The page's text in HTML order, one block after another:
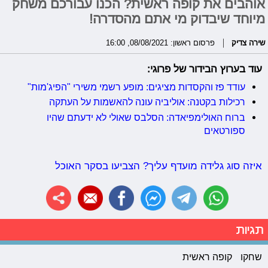
אוהבים את קופה ראשית? הכנו עבורכם משחק
מיוחד שיבדוק מי אתם מהסדרה!
שירה צדיק פרסום ראשון: 08/08/2021, 16:00
עוד בערוץ הבידור של פרוגי:
עודד פז והקסדות מציגים: מופע רשמי משירי "הפיג'מות"
רכילות בקטנה: אוליביה עונה להאשמות על העתקה
ברוח האולימפיאדה: הסלבס שאולי לא ידעתם שהיו
ספורטאים
איזה סוג גלידה מועדף עליך? הצביעו בסקר האוכל
תגיות
שחקו קופה ראשית